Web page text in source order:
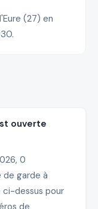
(27) en
ouverte
0
de garde à
ci-dessus pour
de